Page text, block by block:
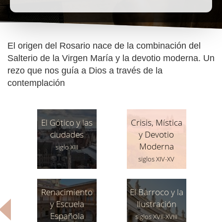
El origen del Rosario nace de la combinación del
Salterio de la Virgen María y la devotio moderna. Un
rezo que nos guía a Dios a través de la
contemplación
El Gótico y las
ciudades
siglo XIII
Crisis, Mística
y Devotio
Moderna
siglos XIV-XV
Renacimiento
y Escuela
Española
El Barroco y la
Ilustración
siglos XVII-XVIII